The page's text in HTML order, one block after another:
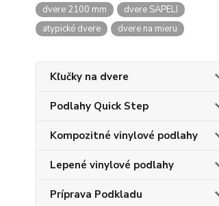
dvere 2100 mm
dvere SAPELI
atypické dvere
dvere na mieru
Kľučky na dvere
Podlahy Quick Step
Kompozitné vinylové podlahy
Lepené vinylové podlahy
Príprava Podkladu